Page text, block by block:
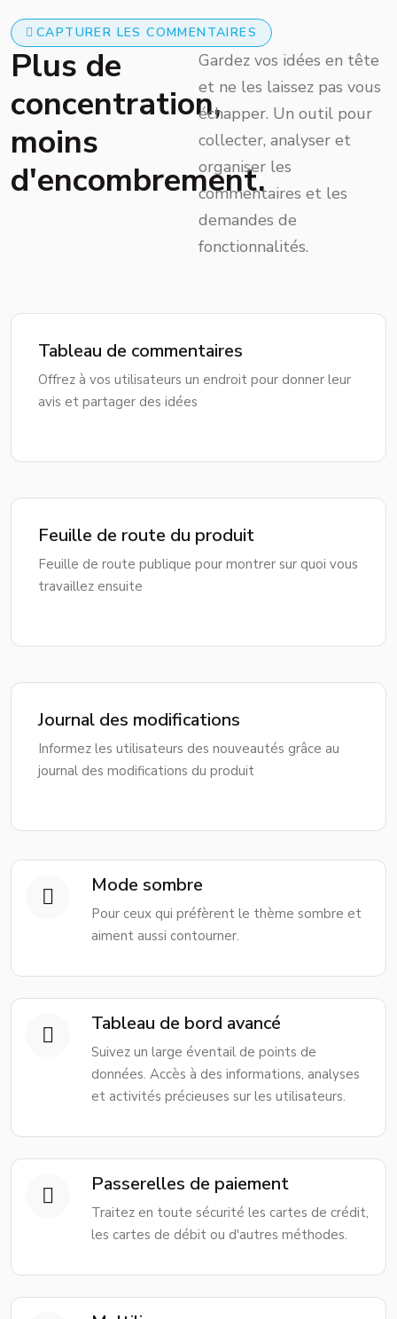
CAPTURER LES COMMENTAIRES
Plus de
concentration,
moins
d'encombrement.
Gardez vos idées en tête
et ne les laissez pas vous
échapper. Un outil pour
collecter, analyser et
organiser les
commentaires et les
demandes de
fonctionnalités.
Tableau de commentaires
Offrez à vos utilisateurs un endroit pour donner leur
avis et partager des idées
Feuille de route du produit
Feuille de route publique pour montrer sur quoi vous
travaillez ensuite
Journal des modifications
Informez les utilisateurs des nouveautés grâce au
journal des modifications du produit
Mode sombre
Pour ceux qui préfèrent le thème sombre et
aiment aussi contourner.
Tableau de bord avancé
Suivez un large éventail de points de
données. Accès à des informations, analyses
et activités précieuses sur les utilisateurs.
Passerelles de paiement
Traitez en toute sécurité les cartes de crédit,
les cartes de débit ou d'autres méthodes.